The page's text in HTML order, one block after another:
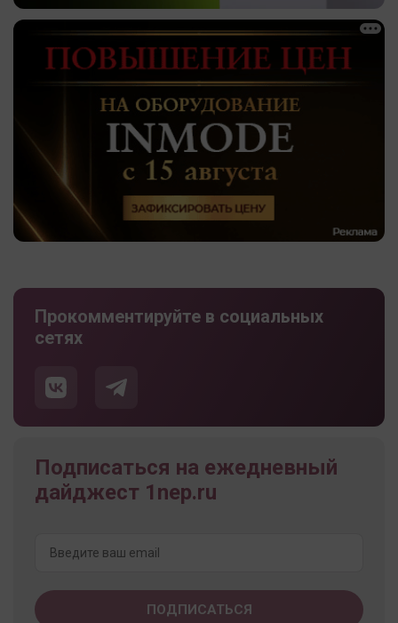
Прокомментируйте в социальных
сетях
Подписаться на ежедневный
дайджест 1nep.ru